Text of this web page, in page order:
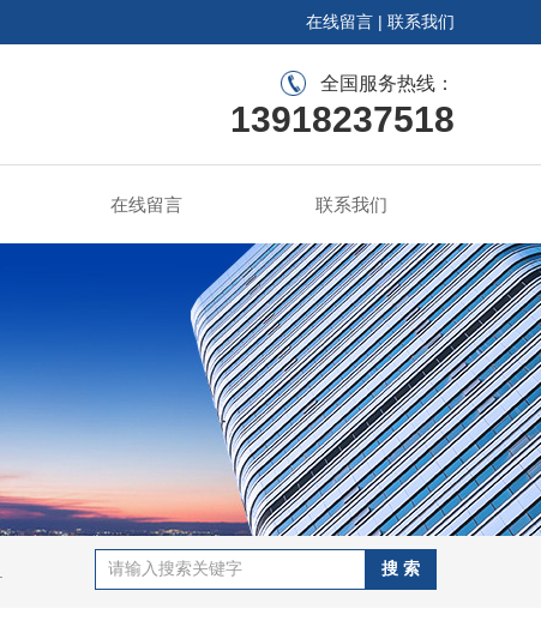
在线留言 | 联系我们
全国服务热线：
13918237518
在线留言 联系我们